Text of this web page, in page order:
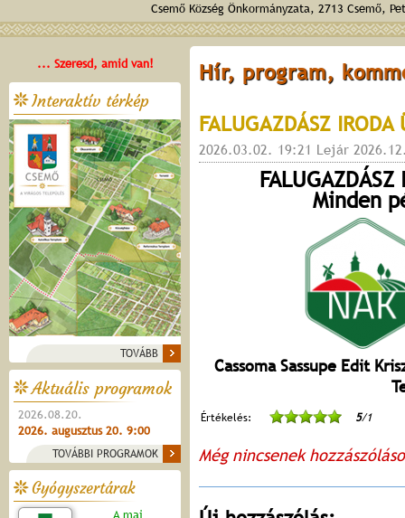
Csemő Község Önkormányzata, 2713
... Szeresd, amid van!
Interaktív térkép
TOVÁBB
Aktuális programok
2026.08.20.
2026. augusztus 20. 9:00
TOVÁBBI PROGRAMOK
Gyógyszertárak
A mai
Hír, program,
FALUGAZDÁSZ IRODA
2026.03.02. 19:21 Lejár
FALUGAZDÁSZ
Minden
Cassoma Sassupe Edit
Értékelés: 5/1
Még nincsenek